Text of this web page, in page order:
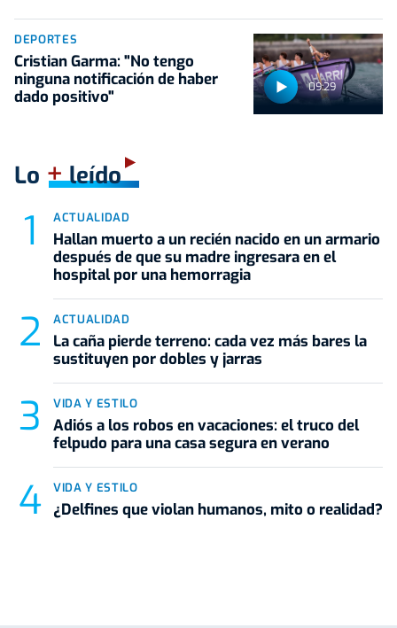
09:29
DEPORTES
Cristian Garma: "No tengo
ninguna notificación de haber
dado positivo"
Lo +leído
ACTUALIDAD
Hallan muerto a un recién nacido en un armario
después de que su madre ingresara en el
hospital por una hemorragia
ACTUALIDAD
La caña pierde terreno: cada vez más bares la
sustituyen por dobles y jarras
VIDA Y ESTILO
Adiós a los robos en vacaciones: el truco del
felpudo para una casa segura en verano
VIDA Y ESTILO
¿Delfines que violan humanos, mito o realidad?